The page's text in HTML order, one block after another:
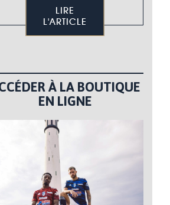
LIRE
L'ARTICLE
À LA BOUTIQUE
EN LIGNE